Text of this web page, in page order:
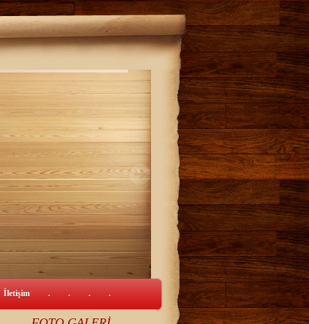
İletişim . . . .